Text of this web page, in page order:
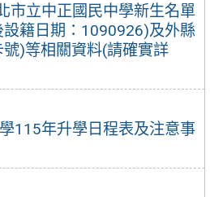
立中正國民中學新生名單
籍日期：1090926)及外縣
)等相關資料(請確實詳
115年升學日程表及注意事